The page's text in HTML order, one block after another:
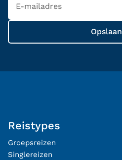
Opslaan
Reistypes
Groepsreizen
Singlereizen